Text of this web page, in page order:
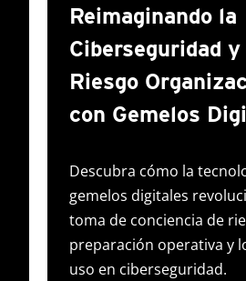
Reimaginando la
Ciberseguridad y
Riesgo
con Gemelos
Descubra cómo la
gemelos digitales
toma de conciencia de
preparación operativa y
uso en ciberseguridad.